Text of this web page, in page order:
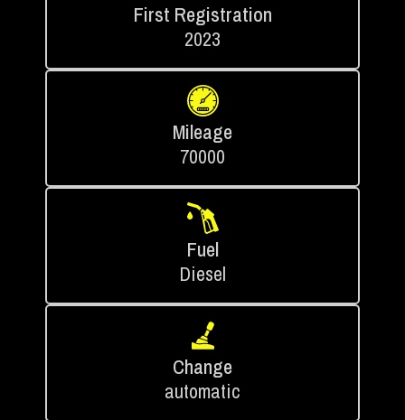
First Registration
2023
Mileage
70000
Fuel
Diesel
Change
automatic